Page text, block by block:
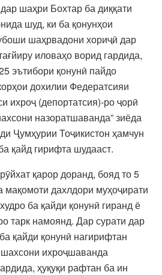
шаҳри Бохтар ба диққати
шуд, ки ба қонунҳои
шаҳрвадони хориҷӣ дар
иловаҳо ворид гардида,
эътибори қонунӣ пайдо
дохилии Федератсияи
ихроҷ (депортатсия)-ро ҷорӣ
назоратшаванда” зиёда
Ҷумҳурии Тоҷикистон ҳамчун
қайд гирифта шудааст.
қарор доранд, бояд то 5
дахлдори муҳоҷирати
ба қайди қонунӣ гиранд ё
тарк намоянд. Дар сурати дар
қайди қонунӣ нагирифтан
ихроҷшаванда
ҳуқуқи рафтан ба ин